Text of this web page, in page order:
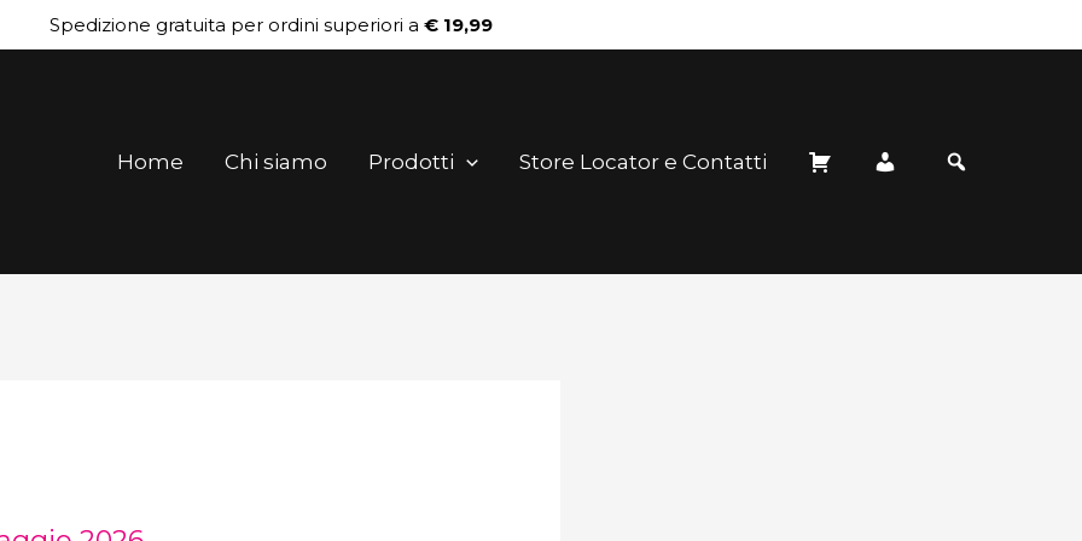
Spedizione gratuita per ordini superiori a € 19,99
Home Chi siamo Prodotti Store Locator e Contatti